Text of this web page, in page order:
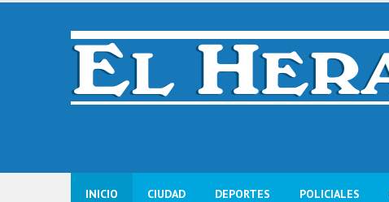
Skip
INICIO CIUDAD DEPORTES POLICIALES